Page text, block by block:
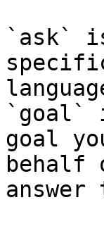
`ask`
`goal`
goal
behalf